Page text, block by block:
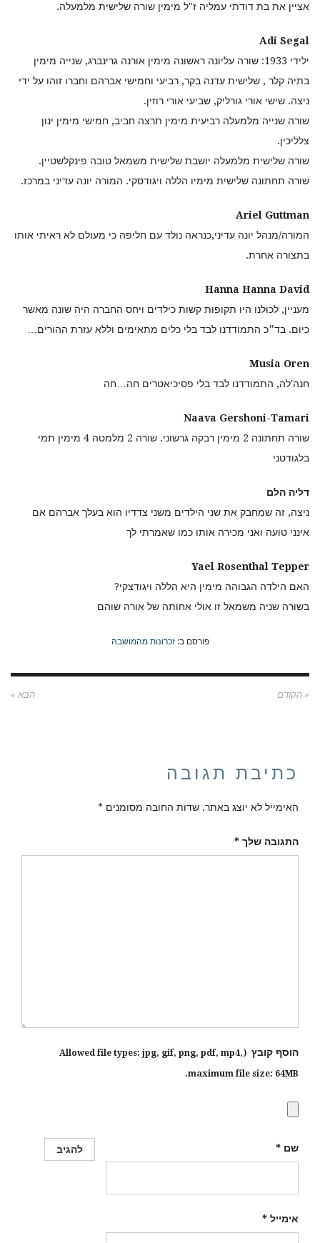
אציין את בת דודתי עמליה ז"ל מימין שורה שלישית מלמעלה.
Adi Segal
ילידי 1933: שורה עליונה ראשונה מימין אורנה גרינברג, שנייה מימין
בתיה קלר , שלישית עדנה בקר, רביעי וחמישי אברהם וחברו זוהו על ידי
ניצה. שישי אורי גורליק, שביעי אורי רוזין.
שורה שנייה מלמעלה רביעית מימין תרצה חביב, חמישי מימין ינון
צלליכין.
שורה שלישית מלמעלה יושבת שלישית משמאל טובה פינקלשטיין.
שורה תחתונה שלישית מימיו הללה ויגודסקי. המורה יונה עדיני במרכז.
Ariel Guttman
המורה/מנהל יונה עדיני,כנראה נולד עם חליפה כי מעולם לא ראיתי אותו
בתצורה אחרת.
Hanna Hanna David
מעניין, לכולנו היו תקופות קשות כילדים ויחס החברה היה שונה מאשר
כיום. בד״כ התמודדנו לבד בלי כלים מתאימים וללא עזרת ההורים…
Musia Oren
חנה'לה, התמודדנו לבד בלי פסיכיאטרים חה…חה
Naava Gershoni-Tamari
שורה תחתונה 2 מימין רבקה גרשוני. שורה 2 מלמטה 4 מימין תמי
בלגודטני
דליה הלם
ניצה, זה שמחבק את שני הילדים משני צדדיו הוא בעלך אברהם אם
אינני טועה ואני מכירה אותו כמו שאמרתי לך
Yael Rosenthal Tepper
האם הילדה הגבוהה מימין היא הללה ויגודצקי?
בשורה שניה משמאל זו אולי אחותה של אורה שוהם
פורסם ב:זכרונות מהמושבה
« הקודם הבא »
כתיבת תגובה
האימייל לא יוצג באתר. שדות החובה מסומנים *
התגובה שלך *
הוסף קובץ (Allowed file types:
jpg, gif, png, pdf, mp4,
maximum file size: 64MB.
שם *
אימייל *